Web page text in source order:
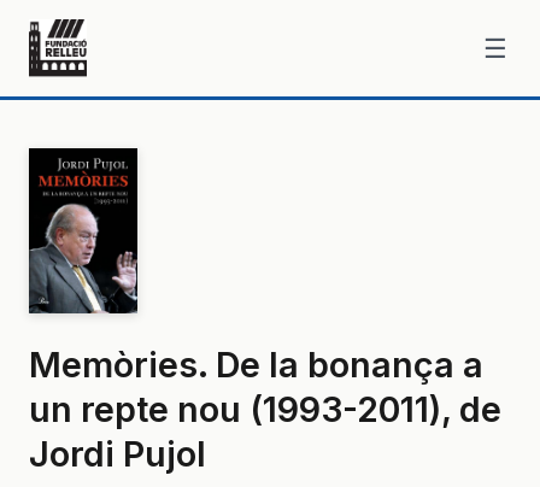
☰
Memòries. De la bonança a
un repte nou (1993-2011), de
Jordi Pujol